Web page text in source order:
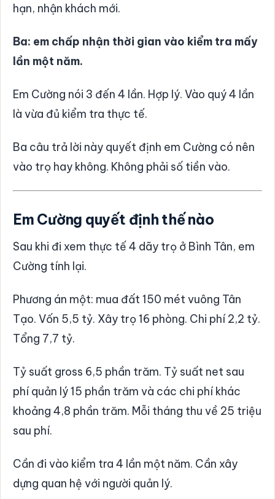
hạn, nhận khách mới.
Ba: em chấp nhận thời gian vào kiểm tra mấy
lần một năm.
Em Cường nói 3 đến 4 lần. Hợp lý. Vào quý 4 lần
là vừa đủ kiểm tra thực tế.
Ba câu trả lời này quyết định em Cường có nên
vào trọ hay không. Không phải số tiền vào.
Em Cường quyết định thế nào
Sau khi đi xem thực tế 4 dãy trọ ở Bình Tân, em
Cường tính lại.
Phương án một: mua đất 150 mét vuông Tân
Tạo. Vốn 5,5 tỷ. Xây trọ 16 phòng. Chi phí 2,2 tỷ.
Tổng 7,7 tỷ.
Tỷ suất gross 6,5 phần trăm. Tỷ suất net sau
phí quản lý 15 phần trăm và các chi phí khác
khoảng 4,8 phần trăm. Mỗi tháng thu về 25 triệu
sau phí.
Cần đi vào kiểm tra 4 lần một năm. Cần xây
dựng quan hệ với người quản lý.